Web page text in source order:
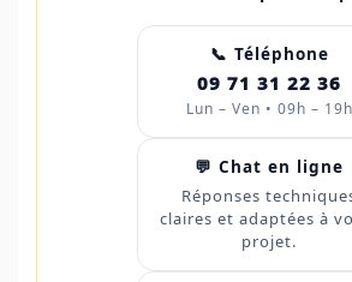
📞 Téléphone
09 71 31 22 36
Lun – Ven • 09h – 19h
💬 Chat en ligne
Réponses
claires et adaptées à
projet.